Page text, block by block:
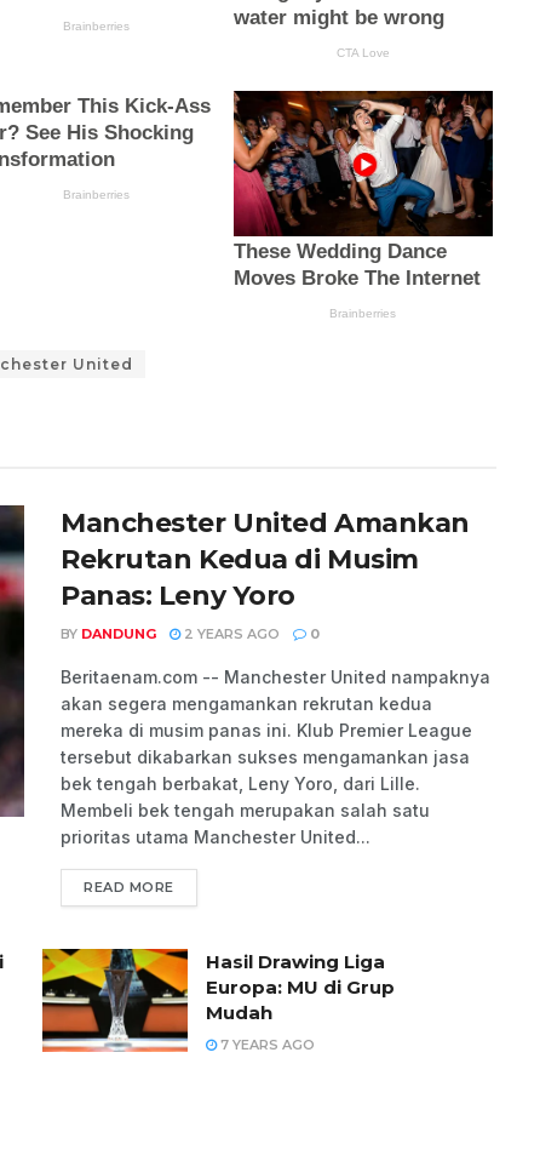
United
Manchester United Amankan
Rekrutan Kedua di Musim
Panas: Leny Yoro
BY DANDUNG 2 YEARS AGO 0
Beritaenam.com -- Manchester United nampaknya
akan segera mengamankan rekrutan kedua
mereka di musim panas ini. Klub Premier League
tersebut dikabarkan sukses mengamankan jasa
bek tengah berbakat, Leny Yoro, dari Lille.
Membeli bek tengah merupakan salah satu
prioritas utama Manchester United...
READ MORE
Hasil Drawing Liga
Europa: MU di Grup
Mudah
7 YEARS AGO